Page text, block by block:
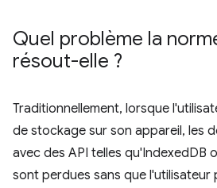
Quel problème la
résout-elle ?
Traditionnellement, lorsque
de stockage sur son appareil, les
avec des API telles qu'IndexedDB
sont perdues sans que l'utilisateur